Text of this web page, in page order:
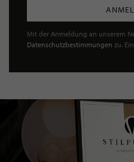
Mit der Anmeldung an unserem
Datenschutzbestimmungen zu.